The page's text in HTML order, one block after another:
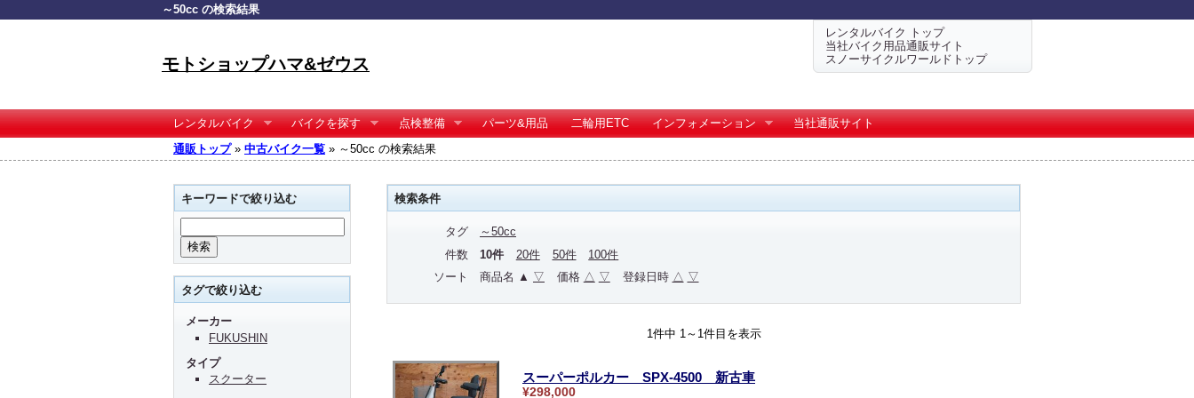
～50cc の検索結果
モトショップハマ&ゼウス
レンタルバイク トップ
当社バイク用品通販サイト
スノーサイクルワールドトップ
レンタルバイク バイクを探す 点検整備 パーツ&用品 二輪用ETC インフォメーション
当社通販サイト
通販トップ» 中古バイク一覧 » ～50cc の検索結果
検索条件
タグ
～50cc
件数
10件 20件 50件
100件
ソート
商品名 ▲ ▽ 価格 △ ▽ 登録日時 △ ▽
1件中 1～1件目を表示
スーパーポルカー SPX-4500 新古車
¥298,000
キーワードで絞り込む
タグで絞り込む
メーカー
FUKUSHIN
タイプ
スクーター